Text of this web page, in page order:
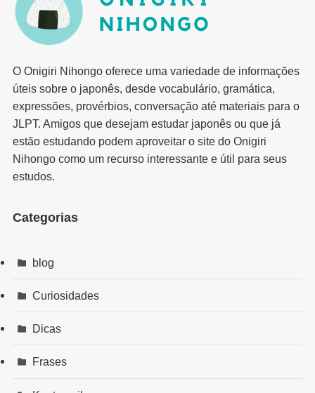
O Onigiri Nihongo oferece uma variedade de informações
úteis sobre o japonês, desde vocabulário, gramática,
expressões, provérbios, conversação até materiais para o
JLPT. Amigos que desejam estudar japonês ou que já
estão estudando podem aproveitar o site do Onigiri
Nihongo como um recurso interessante e útil para seus
estudos.
Categorias
blog
Curiosidades
Dicas
Frases